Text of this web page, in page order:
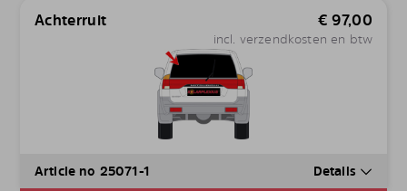
Achterruit € 97,00
incl. verzendkosten en btw
Article no 25071-1 Details